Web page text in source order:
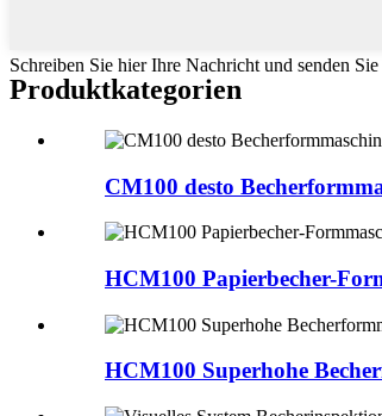
Schreiben Sie hier Ihre Nachricht und senden Sie
Produktkategorien
CM100 desto
HCM100 Papierbecher-
HCM100 Superhohe